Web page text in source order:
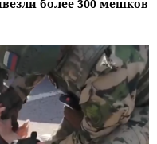
более 300 мешков